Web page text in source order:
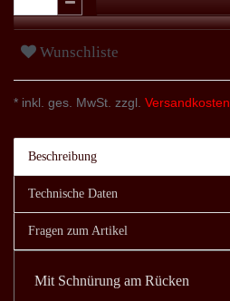
Wunschliste
* inkl. ges. MwSt. zzgl. Versandkosten
Beschreibung
Technische Daten
Fragen zum Artikel
Mit Schnürung am Rücken